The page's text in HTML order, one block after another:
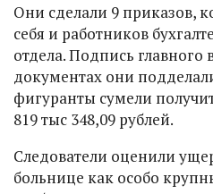
Они сделали 9 приказов,
себя и работников
отдела. Подпись
документах они
фигуранты сумели
819 тыс 348,09 рублей.
Следователи оценили
больнице как особо